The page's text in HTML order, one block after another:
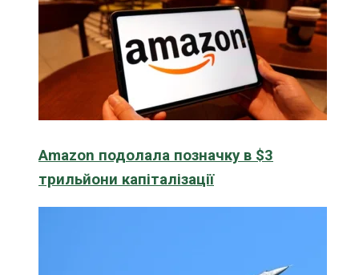
Amazon подолала позначку в $3
трильйони капіталізації